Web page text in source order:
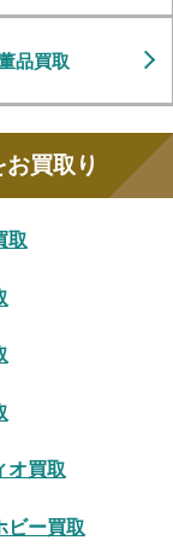
品買取
買取り
取
オ買取
ビー買取